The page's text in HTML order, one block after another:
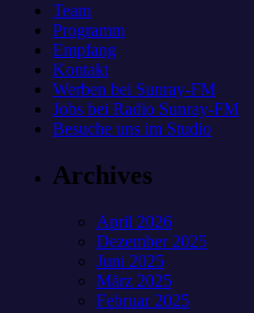
Team
Programm
Empfang
Kontakt
Werben bei Sunray-FM
Jobs bei Radio Sunray-FM
Besuche uns im Studio
Archives
April 2026
Dezember 2025
Juni 2025
März 2025
Februar 2025